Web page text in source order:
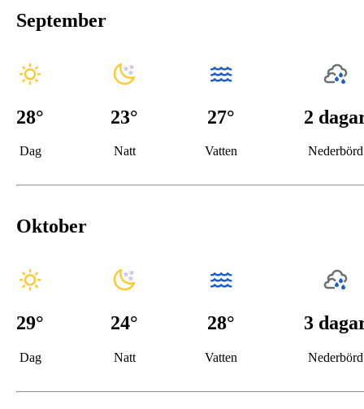
September
28°
Dag
23°
Natt
27°
Vatten
2
Nederbörd
Oktober
29°
Dag
24°
Natt
28°
Vatten
3
Nederbörd